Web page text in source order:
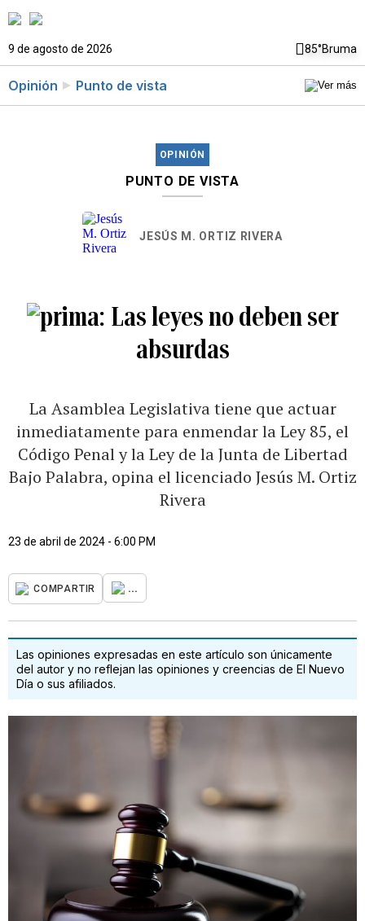
9 de agosto de 2026 85°Bruma
Opinión Punto de vista
OPINIÓN
PUNTO DE VISTA
JESÚS M. ORTIZ RIVERA
Las leyes no deben ser
absurdas
La Asamblea Legislativa tiene que actuar
inmediatamente para enmendar la Ley 85, el
Código Penal y la Ley de la Junta de Libertad
Bajo Palabra, opina el licenciado Jesús M. Ortiz
Rivera
23 de abril de 2024 - 6:00 PM
COMPARTIR ...
Las opiniones expresadas en este artículo son únicamente
del autor y no reflejan las opiniones y creencias de El Nuevo
Día o sus afiliados.